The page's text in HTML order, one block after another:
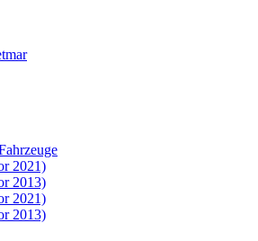
2021)
2013)
2021)
2013)